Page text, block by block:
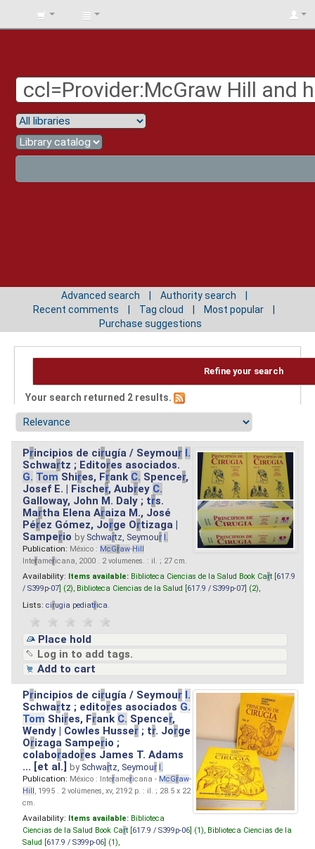
BIBLIOTECA
Advanced search
Authority search
Recent comments
Tag cloud
Most popular
Purchase suggestions
Refine your search
Your search returned 2 results.
Principios de cirugía / Seymour I.
Schwartz ; Editores asociados.
G. Tom Shires, Frank C. Spencer,
Josef E. | Fischer, Aubrey C.
Galloway, John M. Daly ; trs.
Martha Elena Araiza M., José
Pérez Gómez, Jorge Ortizaga |
Samperio by Schwartz, Seymour I.
Publication: México : McGraw-Hill
Interamericana, 2000 . 2 volumenes. : il. ; 27 cm.
Availability: Items available: Biblioteca Ciencias de la Salud Book Cart [ 617.9
/ S399p-07 ] (2), Biblioteca Ciencias de la Salud [ 617.9 / S399p-07 ] (2),
Lists: cirugia pediatrica
Place hold
Log in to add tags.
Add to cart
Principios de cirugía / Seymour I.
Schwartz ; editores asociados G.
Tom Shires, Frank C. Spencer,
Wendy | Cowles Husser ; tr. Jorge
Orizaga Samperio ;
colaboradores James T. Adams
... [et al.]by Schwartz, Seymour I.
Publication: México : Interamericana - McGraw-
Hill, 1995 . 2 volúmenes, xv, 2192 p. : il. ; 28.5 x 22
cm.
Availability: Items available: Biblioteca
Ciencias de la Salud Book Cart [ 617.9 / S399p-06 ] (1), Biblioteca Ciencias de la
Salud [ 617.9 / S399p-06 ] (1),